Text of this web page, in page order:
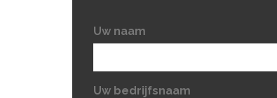
Uw naam
Uw bedrijfsnaam